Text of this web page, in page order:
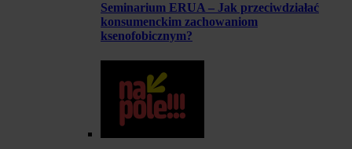
Seminarium ERUA – Jak przeciwdziałać
konsumenckim zachowaniom
ksenofobicznym?